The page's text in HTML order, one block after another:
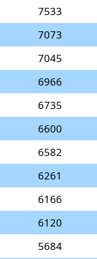
7533
7073
7045
6966
6735
6600
6582
6261
6166
6120
5684